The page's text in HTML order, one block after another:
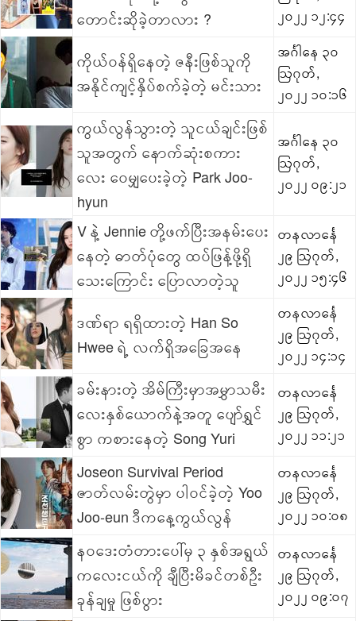
တောင်းဆိုခဲ့တာလား ?
၂၀၂၂ ၁၂:၄၄
ကိုယ်ဝန်ရှိနေတဲ့ ဇနီးဖြစ်သူကို
အနိုင်ကျင့်နှိပ်စက်ခဲ့တဲ့ မင်းသား
အင်္ဂါနေ ၃၀
ဩဂုတ်,
၂၀၂၂ ၁၀:၁၆
ကွယ်လွန်သွားတဲ့ သူငယ်ချင်းဖြစ်
သူအတွက် နောက်ဆုံးစကား
လေး ဝေမျှပေးခဲ့တဲ့ Park Joo-
hyun
အင်္ဂါနေ ၃၀
ဩဂုတ်,
၂၀၂၂ ၀၉:၂၁
V နဲ့ Jennie တို့ဖက်ပြီးအနမ်းပေး
နေတဲ့ ဓာတ်ပုံတွေ ထပ်ဖြန့်ဖို့ရှိ
သေးကြောင်း ပြောလာတဲ့သူ
တနလာင်္နေ
၂၉ ဩဂုတ်,
၂၀၂၂ ၁၅:၄၆
ဒဏ်ရာ ရရှိထားတဲ့ Han So
Hwee ရဲ့ လက်ရှိအခြေအနေ
တနလာင်္နေ
၂၉ ဩဂုတ်,
၂၀၂၂ ၁၄:၁၄
ခမ်းနားတဲ့ အိမ်ကြီးမှာအမွှာသမီး
လေးနှစ်ယောက်နဲ့အတူ ပျော်ရွှင်
စွာ ကစားနေတဲ့ Song Yuri
တနလာင်္နေ
၂၉ ဩဂုတ်,
၂၀၂၂ ၁၁:၂၁
Joseon Survival Period
ဇာတ်လမ်းတွဲမှာ ပါဝင်ခဲ့တဲ့ Yoo
Joo-eun ဒီကနေ့ကွယ်လွန်
တနလာင်္နေ
၂၉ ဩဂုတ်,
၂၀၂၂ ၁၀:၀၈
နဝဒေးတံတားပေါ်မှ ၃ နှစ်အရွယ်
ကလေးငယ်ကို ချီပြီးမိခင်တစ်ဦး
ခုန်ချမှု ဖြစ်ပွား
တနလာင်္နေ
၂၉ ဩဂုတ်,
၂၀၂၂ ၀၉:၀၇